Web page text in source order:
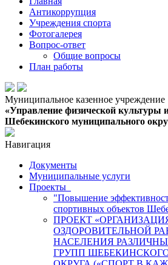
Антикоррупция
Учреждения спорта
Фотогалерея
Вопрос-ответ
Общие вопросы
План работы
Муниципальное казенное учреждение
«Управление физической культуры
Шебекинского муниципального
Навигация
Документы
Муниципальные услуги
Проекты
"Повышение
спортивных объектов
ПРОЕКТ
ОЗДОРОВИТЕЛЬНОЙ
НАСЕЛЕНИЯ
ГРУПП